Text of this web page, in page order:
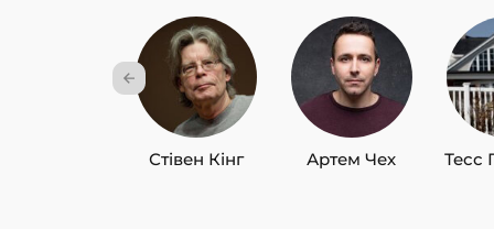
Стівен Кінг Артем Чех Тесс